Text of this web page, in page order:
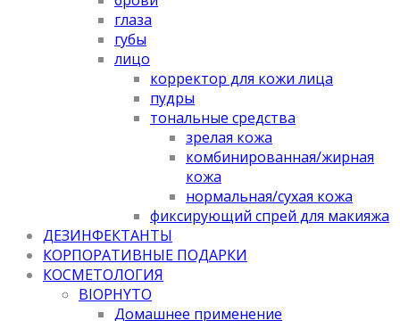
глаза
губы
лицо
корректор для кожи лица
пудры
тональные средства
зрелая кожа
комбинированная/жирная
кожа
нормальная/cухая кожа
фиксирующий спрей для макияжа
ДЕЗИНФЕКТАНТЫ
КОРПОРАТИВНЫЕ ПОДАРКИ
КОСМЕТОЛОГИЯ
BIOPHYTO
Домашнее применение